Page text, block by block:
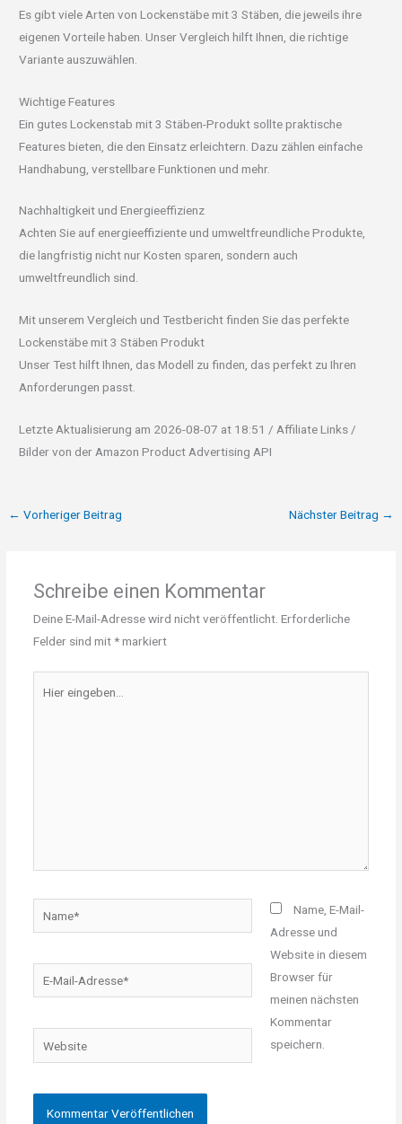
Es gibt viele Arten von Lockenstäbe mit 3 Stäben, die jeweils ihre
eigenen Vorteile haben. Unser Vergleich hilft Ihnen, die richtige
Variante auszuwählen.
Wichtige Features
Ein gutes Lockenstab mit 3 Stäben-Produkt sollte praktische
Features bieten, die den Einsatz erleichtern. Dazu zählen einfache
Handhabung, verstellbare Funktionen und mehr.
Nachhaltigkeit und Energieeffizienz
Achten Sie auf energieeffiziente und umweltfreundliche Produkte,
die langfristig nicht nur Kosten sparen, sondern auch
umweltfreundlich sind.
Mit unserem Vergleich und Testbericht finden Sie das perfekte
Lockenstäbe mit 3 Stäben Produkt
Unser Test hilft Ihnen, das Modell zu finden, das perfekt zu Ihren
Anforderungen passt.
Letzte Aktualisierung am 2026-08-07 at 18:51 / Affiliate Links /
Bilder von der Amazon Product Advertising API
← Vorheriger Beitrag Nächster Beitrag →
Schreibe einen Kommentar
Deine E-Mail-Adresse wird nicht veröffentlicht. Erforderliche
Felder sind mit*markiert
eingeben…
Mail-
Website
Name, E-Mail-
Adresse und
Website in diesem
Browser für
meinen nächsten
Kommentar
speichern.